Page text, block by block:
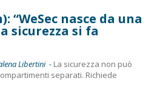
“WeSec nasce da una
sicurezza si fa
Libertini - La sicurezza non può
separati. Richiede